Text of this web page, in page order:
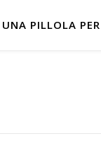
UNA PILLOLA PER